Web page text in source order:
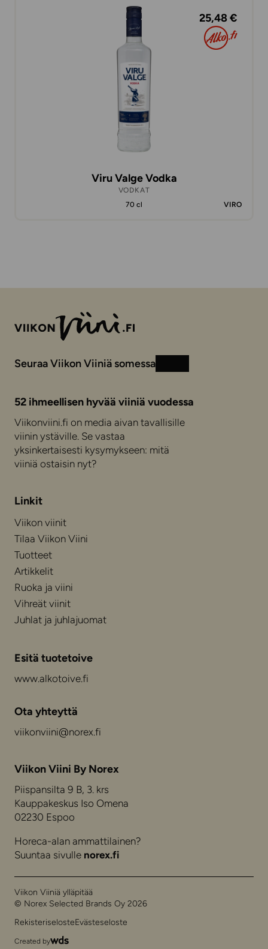
25,48 €
Viru Valge Vodka
VODKAT
70 cl
VIRO
Seuraa Viikon Viiniä somessa
52 ihmeellisen hyvää viiniä vuodessa
Viikonviini.fi on media aivan tavallisille
viinin ystäville. Se vastaa
yksinkertaisesti kysymykseen: mitä
viiniä ostaisin nyt?
Linkit
Viikon viinit
Tilaa Viikon Viini
Tuotteet
Artikkelit
Ruoka ja viini
Vihreät viinit
Juhlat ja juhlajuomat
Esitä tuotetoive
www.alkotoive.fi
Ota yhteyttä
viikonviini@norex.fi
Viikon Viini By Norex
Piispansilta 9 B, 3. krs
Kauppakeskus Iso Omena
02230 Espoo
Horeca-alan ammattilainen?
Suuntaa sivulle norex.fi
Viikon Viiniä ylläpitää
© Norex Selected Brands Oy 2026
RekisteriselosteEvästeseloste
Created by